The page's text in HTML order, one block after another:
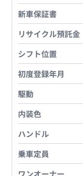
新車保証書
リサイクル預託金
シフト位置
初度登録年月
駆動
内装色
ハンドル
乗車定員
ワンオーナー